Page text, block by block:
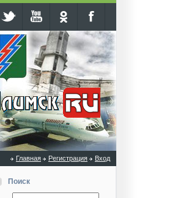
Главная Регистрация Вход
Поиск